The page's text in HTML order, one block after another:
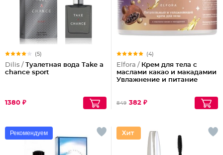
(5)
Dilis / Туалетная вода Take a
chance sport
1380 ₽
(4)
Elfora / Крем для тела с
маслами какао и макадамии
Увлажнение и питание
849 382 ₽
Рекомендуем